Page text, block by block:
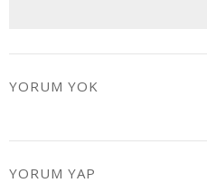
YORUM YOK
YORUM YAP